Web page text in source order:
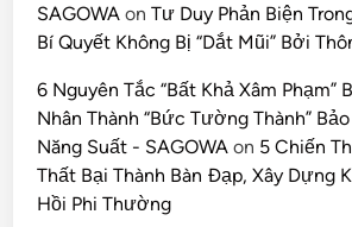
SAGOWA onTư Duy Phản Biện
Bí Quyết Không Bị “Dắt Mũi” Bởi
6 Nguyên Tắc “Bất Khả Xâm Phạm”
Nhân Thành “Bức Tường Thành”
Năng Suất - SAGOWA on 5 Chiến
Thất Bại Thành Bàn Đạp, Xây Dựng
Hồi Phi Thường